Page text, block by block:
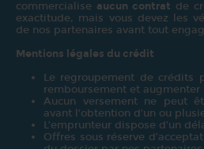
commercialise aucun contrat de
exactitude, mais vous devez les
de nos partenaires avant tout
Mentions légales du crédit
Le regroupement de crédits
remboursement et augmenter
Aucun versement ne peut
avant l’obtention d’un ou
L’emprunteur dispose d’un
Offres sous réserve